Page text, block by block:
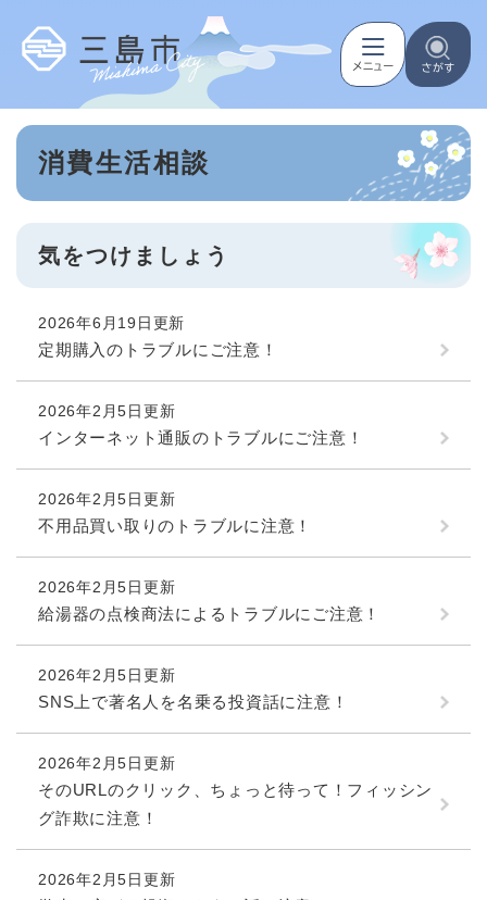
メニューを飛ばして本文へ
本
消費生活相談
気をつけましょう
2026年6月19日更新
定期購入のトラブルにご注意！
2026年2月5日更新
インターネット通販のトラブルにご注意！
2026年2月5日更新
不用品買い取りのトラブルに注意！
2026年2月5日更新
給湯器の点検商法によるトラブルにご注意！
2026年2月5日更新
SNS上で著名人を名乗る投資話に注意！
2026年2月5日更新
そのURLのクリック、ちょっと待って！フィッシン
グ詐欺に注意！
2026年2月5日更新